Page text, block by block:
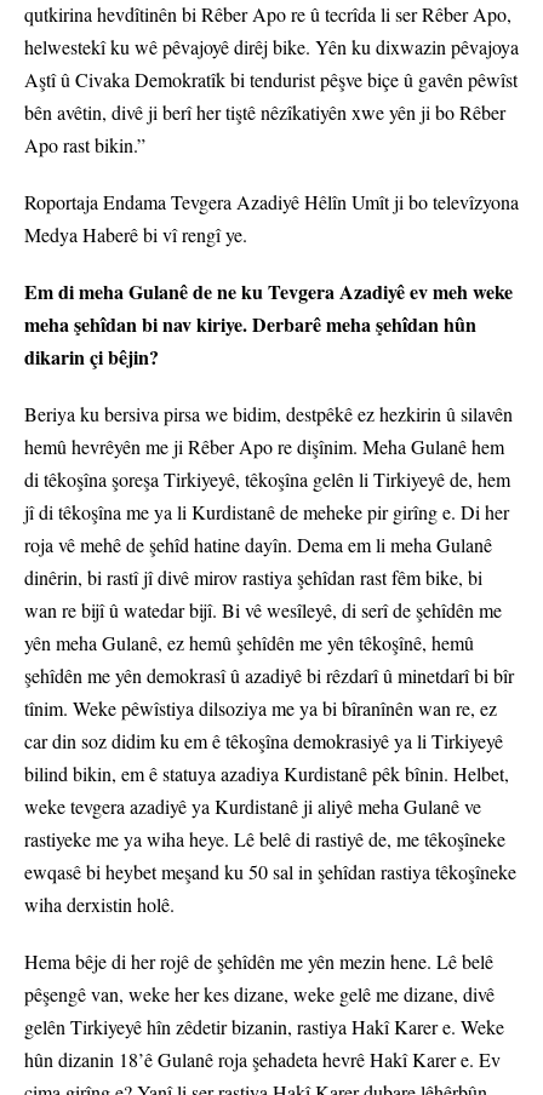
qutkirina hevdîtinên bi Rêber Apo re û tecrîda li ser Rêber Apo,
helwestekî ku wê pêvajoyê dirêj bike. Yên ku dixwazin pêvajoya
Aştî û Civaka Demokratîk bi tendurist pêşve biçe û gavên pêwîst
bên avêtin, divê ji berî her tiştê nêzîkatiyên xwe yên ji bo Rêber
Apo rast bikin.”
Roportaja Endama Tevgera Azadiyê Hêlîn Umît ji bo televîzyona
Medya Haberê bi vî rengî ye.
Em di meha Gulanê de ne ku Tevgera Azadiyê ev meh weke
meha şehîdan bi nav kiriye. Derbarê meha şehîdan hûn
dikarin çi bêjin?
Beriya ku bersiva pirsa we bidim, destpêkê ez hezkirin û silavên
hemû hevrêyên me ji Rêber Apo re dişînim. Meha Gulanê hem
di têkoşîna şoreşa Tirkiyeyê, têkoşîna gelên li Tirkiyeyê de, hem
jî di têkoşîna me ya li Kurdistanê de meheke pir girîng e. Di her
roja vê mehê de şehîd hatine dayîn. Dema em li meha Gulanê
dinêrin, bi rastî jî divê mirov rastiya şehîdan rast fêm bike, bi
wan re bijî û watedar bijî. Bi vê wesîleyê, di serî de şehîdên me
yên meha Gulanê, ez hemû şehîdên me yên têkoşînê, hemû
şehîdên me yên demokrasî û azadiyê bi rêzdarî û minetdarî bi bîr
tînim. Weke pêwîstiya dilsoziya me ya bi bîranînên wan re, ez
car din soz didim ku em ê têkoşîna demokrasiyê ya li Tirkiyeyê
bilind bikin, em ê statuya azadiya Kurdistanê pêk bînin. Helbet,
weke tevgera azadiyê ya Kurdistanê ji aliyê meha Gulanê ve
rastiyeke me ya wiha heye. Lê belê di rastiyê de, me têkoşîneke
ewqasê bi heybet meşand ku 50 sal in şehîdan rastiya têkoşîneke
wiha derxistin holê.
Hema bêje di her rojê de şehîdên me yên mezin hene. Lê belê
pêşengê van, weke her kes dizane, weke gelê me dizane, divê
gelên Tirkiyeyê hîn zêdetir bizanin, rastiya Hakî Karer e. Weke
hûn dizanin 18’ê Gulanê roja şehadeta hevrê Hakî Karer e. Ev